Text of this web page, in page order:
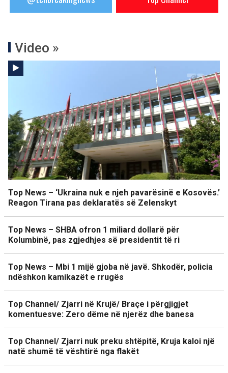
Video »
Top News – ‘Ukraina nuk e njeh pavarësinë e Kosovës.’
Reagon Tirana pas deklaratës së Zelenskyt
Top News – SHBA ofron 1 miliard dollarë për
Kolumbinë, pas zgjedhjes së presidentit të ri
Top News – Mbi 1 mijë gjoba në javë. Shkodër, policia
ndëshkon kamikazët e rrugës
Top Channel/ Zjarri në Krujë/ Braçe i përgjigjet
komentuesve: Zero dëme në njerëz dhe banesa
Top Channel/ Zjarri nuk preku shtëpitë, Kruja kaloi një
natë shumë të vështirë nga flakët